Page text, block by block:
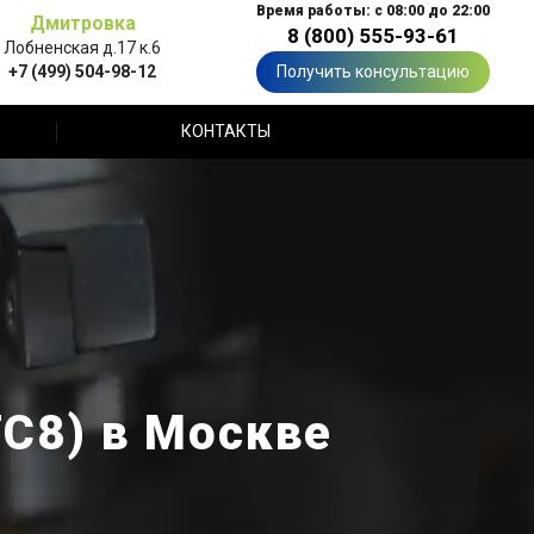
Дмитровка
Лобненская д.17 к.6
+7 (499) 504-98-12
Время работы: с 08:00 до 22:00
8 (800) 555-93-61
Получить консультацию
КОНТАКТЫ
в Москве